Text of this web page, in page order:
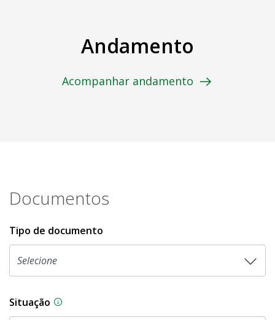
Andamento
Acompanhar andamento
Documentos
Tipo de documento
Situação Na CLDF, as proposições legislativas